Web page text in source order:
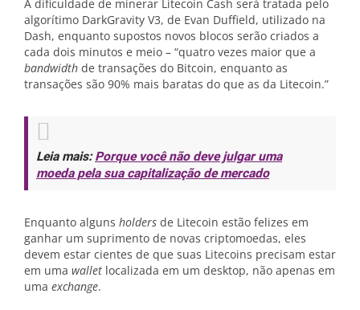
A dificuldade de minerar Litecoin Cash será tratada pelo
algorítimo DarkGravity V3, de Evan Duffield, utilizado na
Dash, enquanto supostos novos blocos serão criados a
cada dois minutos e meio – “quatro vezes maior que a
bandwidth de transações do Bitcoin, enquanto as
transações são 90% mais baratas do que as da Litecoin.”
Leia mais:Porque você não deve julgar uma
moeda pela sua capitalização de mercado
Enquanto alguns holders de Litecoin estão felizes em
ganhar um suprimento de novas criptomoedas, eles
devem estar cientes de que suas Litecoins precisam estar
em uma wallet localizada em um desktop, não apenas em
uma exchange.